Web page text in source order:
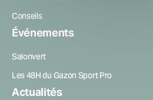
Conseils
Événements
Salonvert
Les 48H du Gazon Sport Pro
Actualités